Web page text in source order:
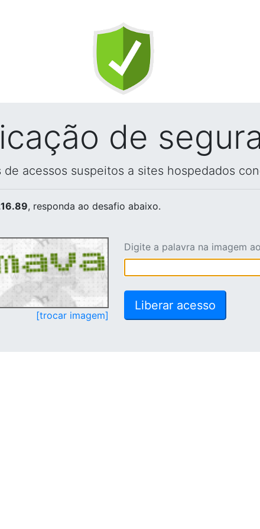
de
acessos suspeitos a sites hospedados
, responda ao desafio abaixo.
[trocar imagem]
Digite a palavra na imagem